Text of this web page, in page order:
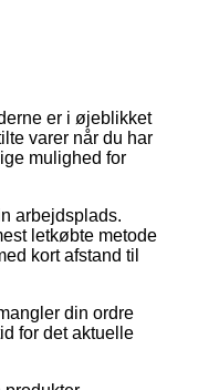
er i øjeblikket
varer når du har
mulighed for
arbejdsplads.
letkøbte metode
kort afstand til
din ordre
for det aktuelle